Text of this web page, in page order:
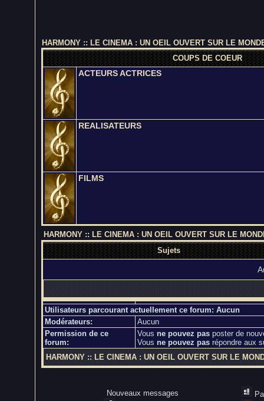
HARMONY :: LE CINEMA : UN OEIL OUVERT SUR LE
COUPS DE COEUR
ACTEURS ACTRICES
REALISATEURS
FILMS
HARMONY :: LE CINEMA : UN OEIL OUVERT SUR LE
Sujets
Utilisateurs parcourant actuellement ce forum: Aucun
Modérateurs:
Aucun
Permission de ce
forum:
Vous ne pouvez pas poster de
Vous ne pouvez pas répondre aux
HARMONY:: LE CINEMA : UN OEIL OUVERT SUR LE
Nouveaux messages